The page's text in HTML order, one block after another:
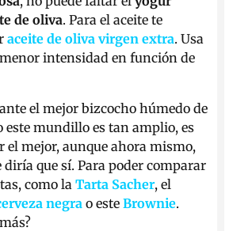
de oliva. Para el aceite te
aceite de oliva virgen extra. Usa
intensidad en función de
el mejor bizcocho húmedo de
este mundillo es tan amplio, es
mejor, aunque ahora mismo,
diría que sí. Para poder comparar
como laTarta Sacher, el
negra o esteBrownie.